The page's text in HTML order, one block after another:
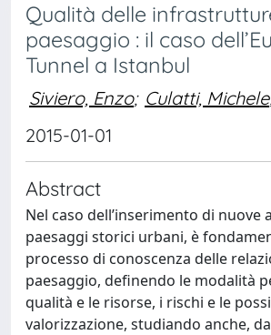
Qualità delle
paesaggio : il caso
Tunnel a Istanbul
Siviero, Enzo; Culatti, Michele
2015-01-01
Abstract
Nel caso dell’inserimento di nuove
paesaggi storici urbani, è
processo di conoscenza delle
paesaggio, definendo le modalità
qualità e le risorse, i rischi e le
valorizzazione, studiando anche,